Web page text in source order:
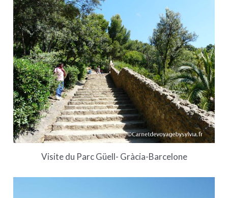
Visite du Parc Güell- Gràcia-Barcelone